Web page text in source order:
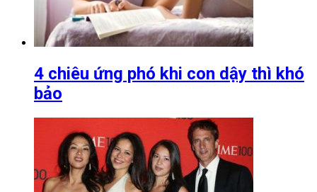
4 chiêu ứng phó khi con dậy thì khó
bảo